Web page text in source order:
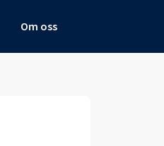
Om oss